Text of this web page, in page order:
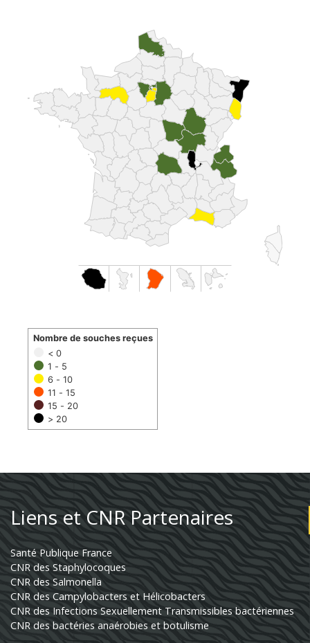
< 0
1 - 5
6 - 10
11 - 15
15 - 20
> 20
Nombre de souches reçues
Liens et CNR Partenaires
Santé Publique France
CNR des Staphylocoques
CNR des Salmonella
CNR des Campylobacters et Hélicobacters
CNR des Infections Sexuellement Transmissibles bactériennes
CNR des bactéries anaérobies et botulisme